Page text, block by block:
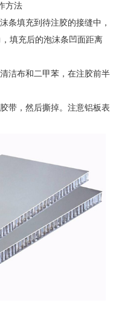
方法
填充到待注胶的接缝中，
填充后的泡沫条凹面距离
布和二甲苯，在注胶前半
，然后撕掉。注意铝板表